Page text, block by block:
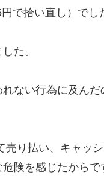
で拾い直し）でし
た。
ない行為に及んだ
り払い、キャッ
険を感じたからで